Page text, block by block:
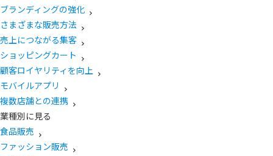
ブランディングの強化
さまざまな販売方法
売上につながる集客
ショッピングカート
顧客ロイヤリティを向上
モバイルアプリ
複数店舗との連携
業種別に見る
食品販売
ファッション販売